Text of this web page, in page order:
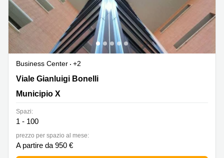
Business Center
+2
Viale Gianluigi Bonelli 40, Municipio X
Viale Gianluigi Bonelli
Municipio X
Spazi:
1 - 100
prezzo per spazio al mese:
A partire da 950 €